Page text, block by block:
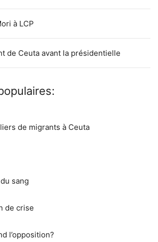
à LCP
de Ceuta avant la présidentielle
de migrants à Ceuta
sang
de crise
l’opposition?